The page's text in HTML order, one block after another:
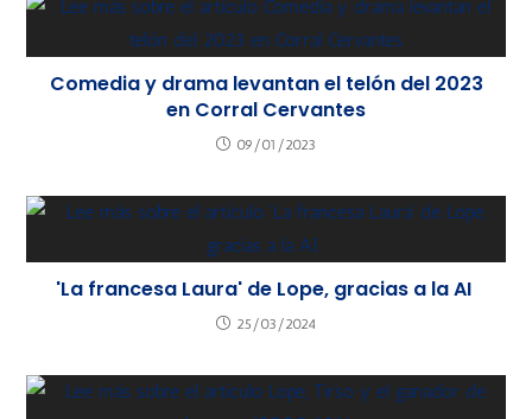
Comedia y drama levantan el telón del 2023
en Corral Cervantes
09/01/2023
'La francesa Laura' de Lope, gracias a la AI
25/03/2024